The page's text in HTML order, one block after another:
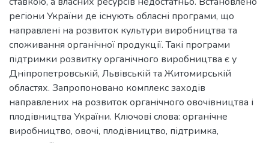
регіони України де існують обласні програми, що
направлені на розвиток культури виробництва та
споживання органічної продукції. Такі програми
підтримки розвитку органічного виробництва є у
Дніпропетровській, Львівській та Житомирській
областях. Запропоновано комплекс заходів
направлених на розвиток органічного овочівництва і
плодівництва України. Ключові слова: органічне
виробництво, овочі, плодівництво, підтримка,